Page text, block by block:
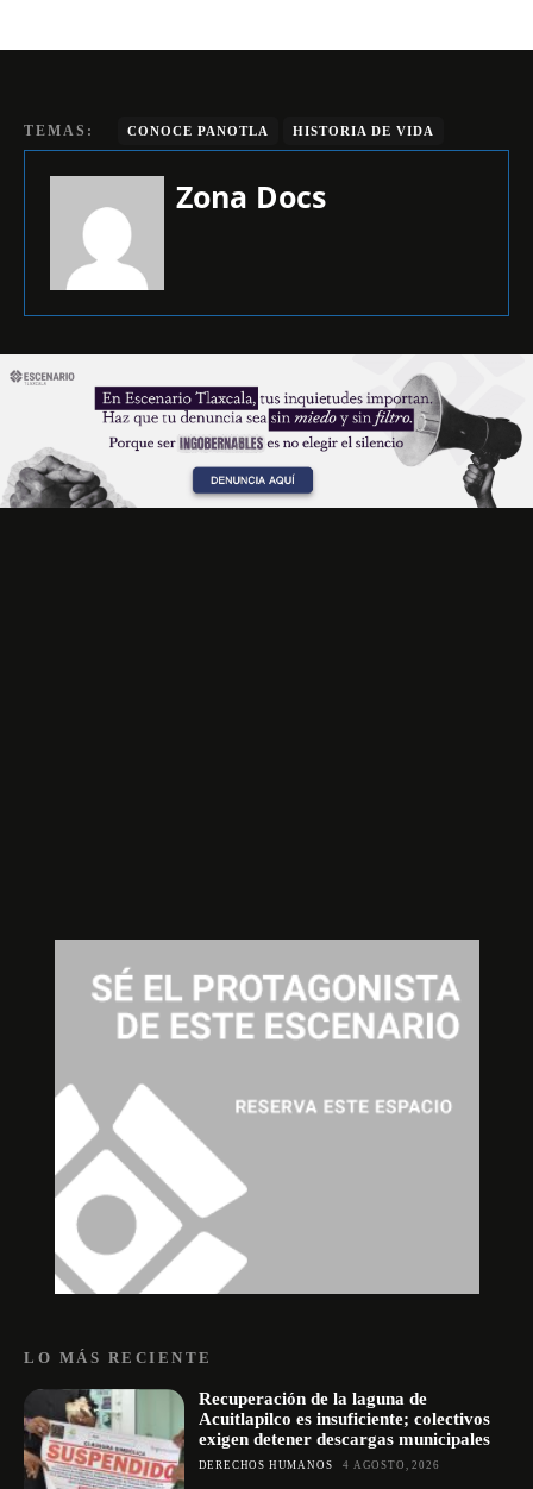
TEMAS: CONOCE PANOTLA HISTORIA DE VIDA
Zona Docs
LO MÁS RECIENTE
Recuperación de la laguna de
Acuitlapilco es insuficiente; colectivos
exigen detener descargas municipales
DERECHOS HUMANOS 4 AGOSTO, 2026